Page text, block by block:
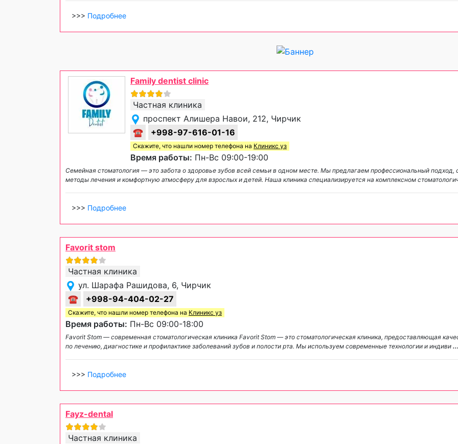
>>> Подробнее
Family dentist clinic
Частная клиника
проспект Алишера Навои, 212, Чирчик
☎
+998-97-616-01-16
Скажите, что нашли номер телефона на Клиникс уз
Время работы: Пн-Вс 09:00-19:00
Семейная стоматология — это забота о здоровье зубов всей семьи в одном месте. Мы предлагаем профессиональный подход,
методы лечения и комфортную атмосферу для взрослых и детей. Наша клиника специализируется на комплексном
>>> Подробнее
Favorit stom
Частная клиника
ул. Шарафа Рашидова, 6, Чирчик
☎
+998-94-404-02-27
Скажите, что нашли номер телефона на Клиникс уз
Время работы: Пн-Вс 09:00-18:00
Favorit Stom — современная стоматологическая клиника Favorit Stom — это стоматологическая клиника, предоставляющая
по лечению, диагностике и профилактике заболеваний зубов и полости рта. Мы используем современные технологии и индиви ...
>>> Подробнее
Fayz-dental
Частная клиника